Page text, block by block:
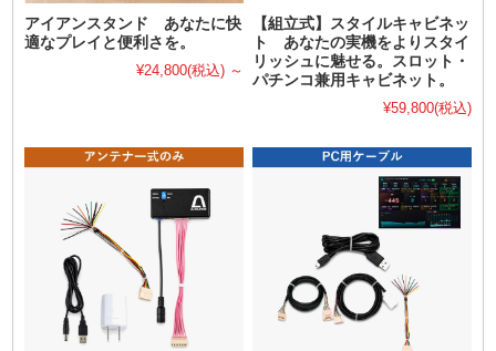
アイアンスタンド あなたに快
適なプレイと便利さを。
¥24,800(税込) ～
【組立式】スタイルキャビネッ
ト あなたの実機をよりスタイ
リッシュに魅せる。スロット・
パチンコ兼用キャビネット。
¥59,800(税込)